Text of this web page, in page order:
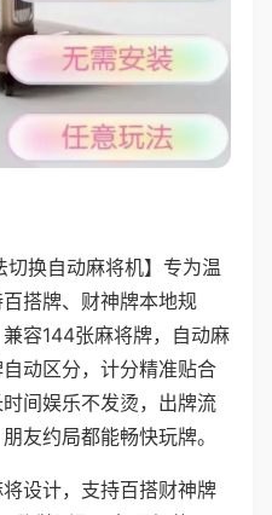
切换自动麻将机】专为温
搭牌、财神牌本地规
容144张麻将牌，自动麻
动区分，计分精准贴合
间娱乐不发烫，出牌流
友约局都能畅快玩牌。
设计，支持百搭财神牌